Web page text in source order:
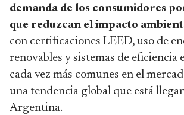
demanda de los consumidores
que reduzcan el impacto
con certificaciones LEED, uso de
renovables y sistemas de eficiencia
cada vez más comunes en el
una tendencia global que está
Argentina.